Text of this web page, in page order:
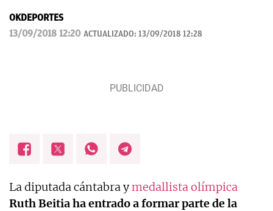
OKDEPORTES
13/09/2018 12:20 ACTUALIZADO: 13/09/2018 12:28
La diputada cántabra ymedallista olímpica
Ruth Beitia ha entrado a formar parte de la